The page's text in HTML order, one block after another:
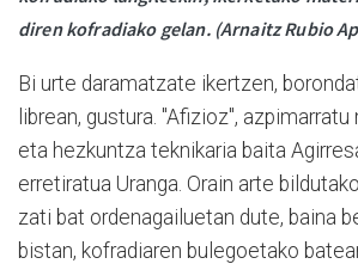
diren kofradiako gelan. (Arnaitz Rubio
Bi urte daramatzate ikertzen,
librean, gustura. "Afizioz",
eta hezkuntza teknikaria baita
erretiratua Uranga. Orain arte
zati bat ordenagailuetan dute, baina
bistan, kofradiaren bulegoetako